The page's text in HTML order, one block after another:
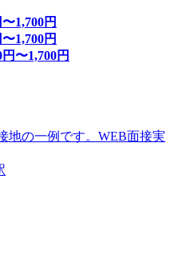
〜1,700円
〜1,700円
円〜1,700円
の一例です。WEB面接実